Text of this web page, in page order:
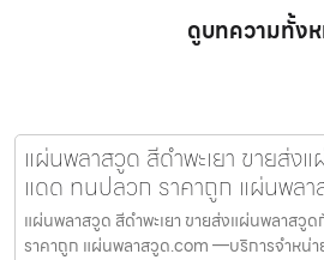
ดูบทความทั้ง
แผ่นพลาสวูด สีดำพะเยา ขายส่ง
แดด ทนปลวก ราคาถูก แผ่นพล
แผ่นพลาสวูด สีดำพะเยา ขายส่งแผ่นพลาส
ราคาถูก แผ่นพลาสวูด.com —บริการจำหน่